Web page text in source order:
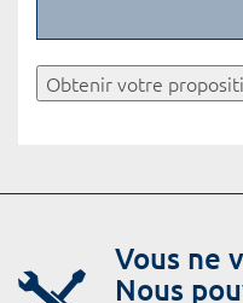
Obtenir votre
Vous ne
Nous